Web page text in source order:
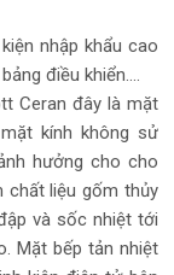
nhập khẩu cao
điều khiển....
Ceran đây là mặt
kính không sử
hưởng cho cho
chất liệu gốm thủy
và sốc nhiệt tới
Mặt bếp tản nhiệt